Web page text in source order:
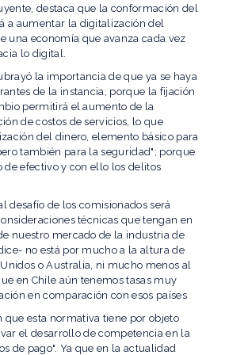
destaca que la conformación del
a aumentar la digitalización del
una economía que avanza cada vez
lo digital.
la importancia de que ya se haya
de la instancia, porque la fijación
permitirá el aumento de la
de costos de servicios, lo que
del dinero, elemento básico para
también para la seguridad"; porque
de efectivo y con ello los delitos
desafío de los comisionados será
técnicas que tengan en
nuestro mercado de la industria de
no está por mucho a la altura de
o Australia, ni mucho menos al
en Chile aún tenemos tasas muy
en comparación con esos países
que esta normativa tiene por objeto
el desarrollo de competencia en la
de pago". Ya que en la actualidad